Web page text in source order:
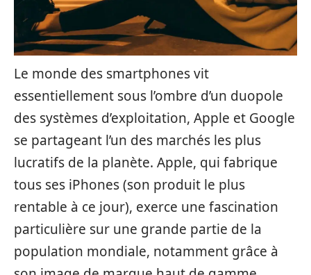
Le monde des smartphones vit
essentiellement sous l’ombre d’un duopole
des systèmes d’exploitation, Apple et Google
se partageant l’un des marchés les plus
lucratifs de la planète. Apple, qui fabrique
tous ses iPhones (son produit le plus
rentable à ce jour), exerce une fascination
particulière sur une grande partie de la
population mondiale, notamment grâce à